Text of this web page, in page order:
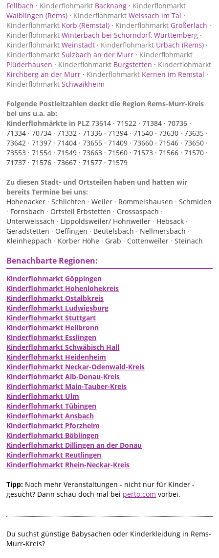
Fellbach · Kinderflohmarkt Backnang · Kinderflohmarkt
Waiblingen (Rems) · Kinderflohmarkt Weissach im Tal ·
Kinderflohmarkt Korb (Remstal) · Kinderflohmarkt Großerlach ·
Kinderflohmarkt Winterbach bei Schorndorf, Württemberg ·
Kinderflohmarkt Weinstadt · Kinderflohmarkt Urbach (Rems) ·
Kinderflohmarkt Sulzbach an der Murr · Kinderflohmarkt
Plüderhausen · Kinderflohmarkt Burgstetten · Kinderflohmarkt
Kirchberg an der Murr · Kinderflohmarkt Kernen im Remstal ·
Kinderflohmarkt Schwaikheim
Folgende Postleitzahlen deckt die Region Rems-Murr-Kreis
bei uns u.a. ab:
Kinderflohmärkte in PLZ73614 ·71522 ·71384 ·70736 ·
71334 ·70734 ·71332 ·71336 ·71394 ·71540 ·73630 ·73635 ·
73642 ·71397 ·71404 ·73655 ·71409 ·73660 ·71546 ·73650 ·
73553 ·71554 ·71549 ·73663 ·71560 ·71573 ·71566 ·71570 ·
71737 ·71576 ·73667 ·71577 ·71579
Zu diesen Stadt- und Ortsteilen haben und hatten wir
bereits Termine bei uns:
Hohenacker ·Schlichten ·Weiler · Rommelshausen ·Schmiden
· Fornsbach · Ortsteil Erbstetten · Grossaspach ·
Unterweissach · Lippoldsweiler/ Hohnweiler · Hebsack ·
Geradstetten · Oeffingen · Beutelsbach · Nellmersbach ·
Kleinheppach · Korber Höhe · Grab · Cottenweiler ·Steinach
Benachbarte Regionen:
Kinderflohmarkt Göppingen
Kinderflohmarkt Hohenlohekreis
Kinderflohmarkt Ostalbkreis
Kinderflohmarkt Ludwigsburg
Kinderflohmarkt Stuttgart
Kinderflohmarkt Heilbronn
Kinderflohmarkt Esslingen
Kinderflohmarkt Schwäbisch Hall
Kinderflohmarkt Heidenheim
Kinderflohmarkt Neckar-Odenwald-Kreis
Kinderflohmarkt Alb-Donau-Kreis
Kinderflohmarkt Main-Tauber-Kreis
Kinderflohmarkt Ulm
Kinderflohmarkt Tübingen
Kinderflohmarkt Ansbach
Kinderflohmarkt Pforzheim
Kinderflohmarkt Böblingen
Kinderflohmarkt Dillingen an der Donau
Kinderflohmarkt Reutlingen
Kinderflohmarkt Rhein-Neckar-Kreis
Tipp: Noch mehr Veranstaltungen - nicht nur für Kinder -
gesucht? Dann schau doch mal bei perto.com vorbei.
Du suchst günstige Babysachen oder Kinderkleidung in Rems-
Murr-Kreis?